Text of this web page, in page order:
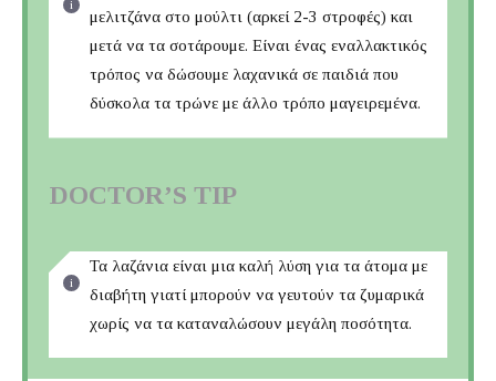
μελιτζάνα στο μούλτι (αρκεί 2-3 στροφές) και
μετά να τα σοτάρουμε. Είναι ένας εναλλακτικός
τρόπος να δώσουμε λαχανικά σε παιδιά που
δύσκολα τα τρώνε με άλλο τρόπο μαγειρεμένα.
DOCTOR’S TIP
Τα λαζάνια είναι μια καλή λύση για τα άτομα με
διαβήτη γιατί μπορούν να γευτούν τα ζυμαρικά
χωρίς να τα καταναλώσουν μεγάλη ποσότητα.